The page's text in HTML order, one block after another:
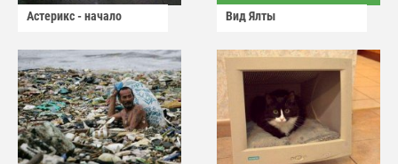
Астерикс - начало Вид Ялты